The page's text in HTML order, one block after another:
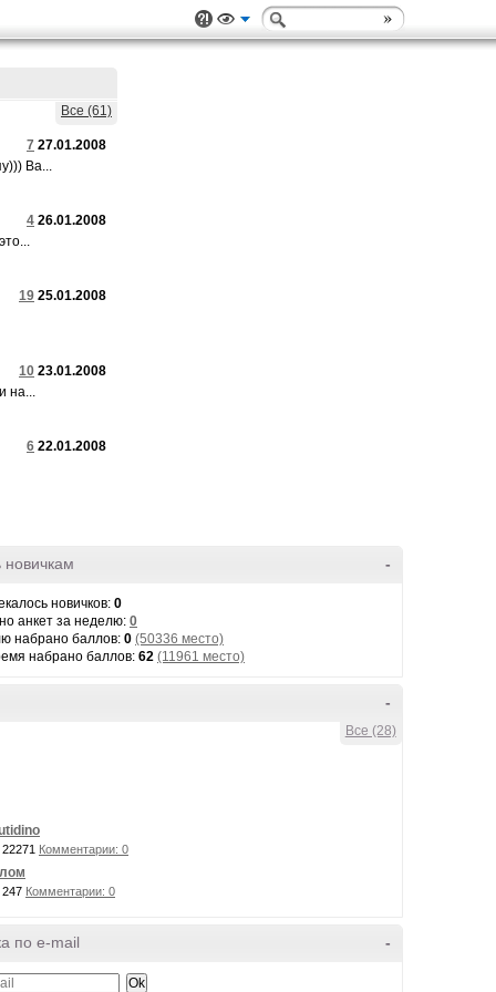
Все (61)
7 27.01.2008
Ba...
4 26.01.2008
19 25.01.2008
10 23.01.2008
на...
6 22.01.2008
-
новичков: 0
анкет за неделю: 0
набрано баллов: 0 (50336 место)
набрано баллов: 62 (11961 место)
-
Все (28)
Комментарии: 0
Комментарии: 0
-
по e-mail